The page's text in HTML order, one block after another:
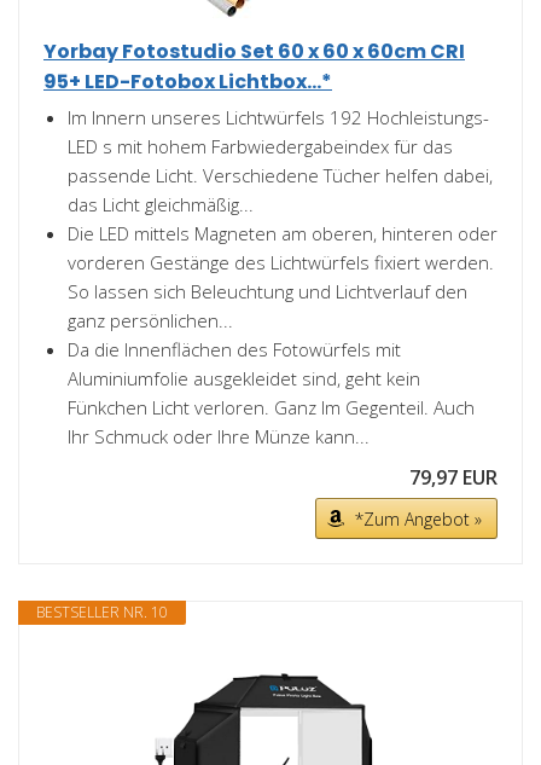
Yorbay Fotostudio Set 60 x 60 x 60cm CRI
95+ LED-Fotobox Lichtbox...*
Im Innern unseres Lichtwürfels 192 Hochleistungs-
LED s mit hohem Farbwiedergabeindex für das
passende Licht. Verschiedene Tücher helfen dabei,
das Licht gleichmäßig...
Die LED mittels Magneten am oberen, hinteren oder
vorderen Gestänge des Lichtwürfels fixiert werden.
So lassen sich Beleuchtung und Lichtverlauf den
ganz persönlichen...
Da die Innenflächen des Fotowürfels mit
Aluminiumfolie ausgekleidet sind, geht kein
Fünkchen Licht verloren. Ganz Im Gegenteil. Auch
Ihr Schmuck oder Ihre Münze kann...
79,97 EUR
*Zum Angebot »
BESTSELLER NR. 10